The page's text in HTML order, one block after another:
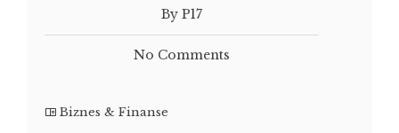
By P17
No Comments
Biznes & Finanse